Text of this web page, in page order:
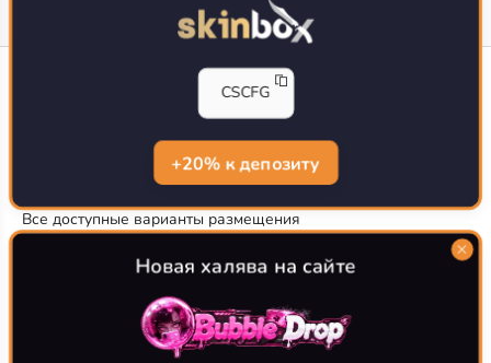
CS-CONFIG.com © 2020-2026 г.
Политика конфиденциальности
РЕКЛАМА НА САЙТЕ
Все доступные варианты размещения
Согласие на обработку данных
О CS-CONFIG.COM
CFG pro CS 2 - именно это мы и размещаем на нашем
проекте, иными словами мы предоставляем пользователям
конфиги про игроков кс2. Также вы сможете
самостоятельно поделиться своими настройками с другими
CSCFG
+20% к депозиту
Новая халява на сайте